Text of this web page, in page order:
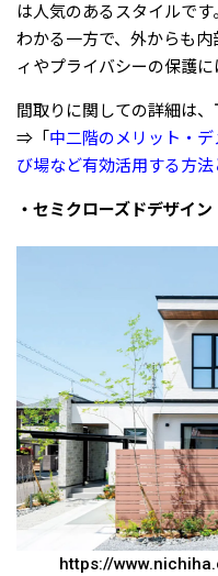
は人気のあるスタイルで
わかる一方で、外からも
ィやプライバシーの保護に
間取りに関しての詳細は、
⇒「 中二階のメリット・
び場など有効活用する方法
・セミクローズドデザイン
https://